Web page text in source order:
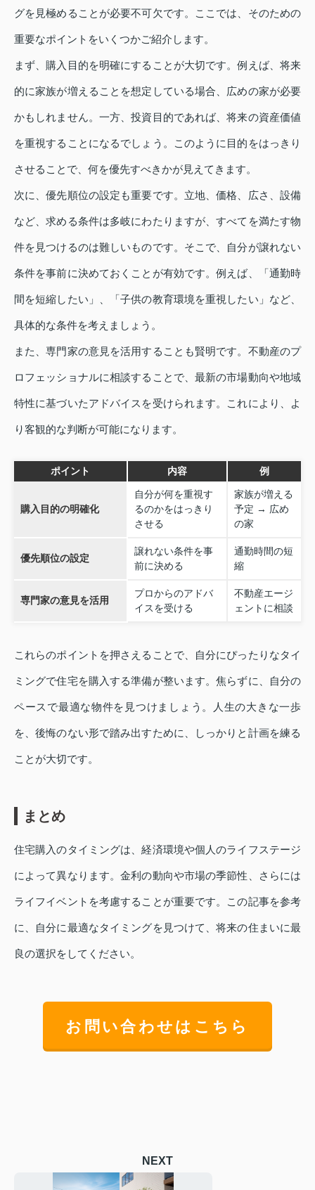
グを見極めることが必要不可欠です。ここでは、そのための
重要なポイントをいくつかご紹介します。
まず、購入目的を明確にすることが大切です。例えば、将来
的に家族が増えることを想定している場合、広めの家が必要
かもしれません。一方、投資目的であれば、将来の資産価値
を重視することになるでしょう。このように目的をはっきり
させることで、何を優先すべきかが見えてきます。
次に、優先順位の設定も重要です。立地、価格、広さ、設備
など、求める条件は多岐にわたりますが、すべてを満たす物
件を見つけるのは難しいものです。そこで、自分が譲れない
条件を事前に決めておくことが有効です。例えば、「通勤時
間を短縮したい」、「子供の教育環境を重視したい」など、
具体的な条件を考えましょう。
また、専門家の意見を活用することも賢明です。不動産のプ
ロフェッショナルに相談することで、最新の市場動向や地域
特性に基づいたアドバイスを受けられます。これにより、よ
り客観的な判断が可能になります。
ポイント 内容 例
購入目的の明確化
自分が何を重視す
るのかをはっきり
させる
家族が増える
予定 → 広め
の家
優先順位の設定
譲れない条件を事
前に決める
通勤時間の短
縮
専門家の意見を活用
プロからのアドバ
イスを受ける
不動産エージ
ェントに相談
これらのポイントを押さえることで、自分にぴったりなタイ
ミングで住宅を購入する準備が整います。焦らずに、自分の
ペースで最適な物件を見つけましょう。人生の大きな一歩
を、後悔のない形で踏み出すために、しっかりと計画を練る
ことが大切です。
まとめ
住宅購入のタイミングは、経済環境や個人のライフステージ
によって異なります。金利の動向や市場の季節性、さらには
ライフイベントを考慮することが重要です。この記事を参考
に、自分に最適なタイミングを見つけて、将来の住まいに最
良の選択をしてください。
お問い合わせはこちら
NEXT